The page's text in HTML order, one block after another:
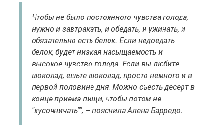
Чтобы не было постоянного чувства голода,
нужно и завтракать, и обедать, и ужинать, и
обязательно есть белок. Если недоедать
белок, будет низкая насыщаемость и
высокое чувство голода. Если вы любите
шоколад, ешьте шоколад, просто немного и в
первой половине дня. Можно съесть десерт в
конце приема пищи, чтобы потом не
"кусочничать"", – пояснила Алена Барредо.